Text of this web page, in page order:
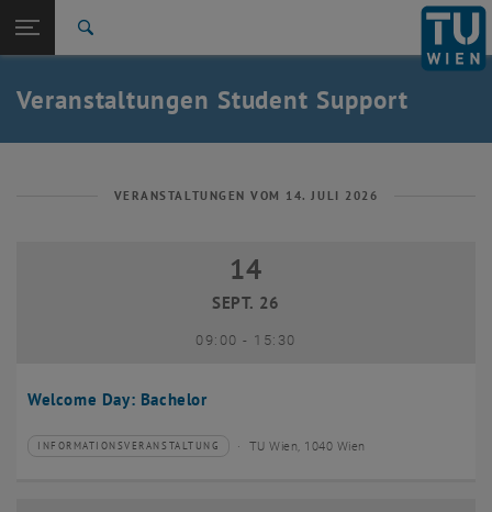
TU Login
Quicklinks
Quicklinks-Menü umschalten
Studium
Karriere
Zurück: Subseiten von Student Support auflisten
Student Support
Veranstaltungen Student Support
VERANSTALTUNGEN VOM 14. JULI 2026
Welcome Day: Bachelor
14 September 2026
14
SEPT. 26
09:00- bis
15:30
Veranstaltungstyp:
INFORMATIONSVERANSTALTUNG
Veranstaltungsort: TU Wien, 1040 Wien